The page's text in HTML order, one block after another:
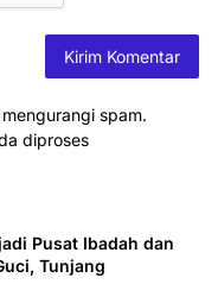
spam.
diproses
Pusat Ibadah dan
Tunjang